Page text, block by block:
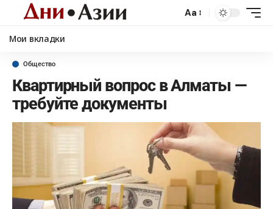
Aa
Мои вкладки
Общество
Квартирный вопрос в Алматы —
требуйте документы